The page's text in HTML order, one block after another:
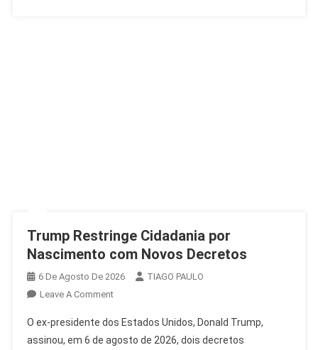
Trump Restringe Cidadania por
Nascimento com Novos Decretos
6 De Agosto De 2026
TIAGO PAULO
Leave A CommentOn
Restringe
Cidadania
O ex-presidente dos Estados Unidos, Donald Trump,
assinou, em 6 de agosto de 2026, dois decretos